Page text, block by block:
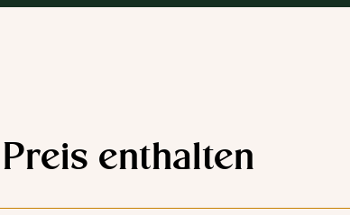
enthalten